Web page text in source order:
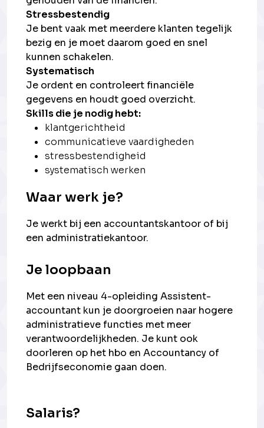
Stressbestendig
Je bent vaak met meerdere klanten tegelijk
bezig en je moet daarom goed en snel
kunnen schakelen.
Systematisch
Je ordent en controleert financiële
gegevens en houdt goed overzicht.
Skills die je nodig hebt:
klantgerichtheid
communicatieve vaardigheden
stressbestendigheid
systematisch werken
Waar werk je?
Je werkt bij een accountantskantoor of bij
een administratiekantoor.
Je loopbaan
Met een niveau 4-opleiding Assistent-
accountant kun je doorgroeien naar hogere
administratieve functies met meer
verantwoordelijkheden. Je kunt ook
doorleren op het hbo en Accountancy of
Bedrijfseconomie gaan doen.
Salaris?